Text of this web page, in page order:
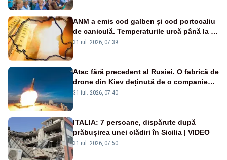
ANM a emis cod galben și cod portocaliu
de caniculă. Temperaturile urcă până la 38
de grade, iar nopțile devin tropicale
31 iul. 2026, 07:39
Atac fără precedent al Rusiei. O fabrică de
drone din Kiev deținută de o companie
americană, distrusă de o rachetă
31 iul. 2026, 07:40
ITALIA: 7 persoane, dispărute după
prăbușirea unei clădiri în Sicilia | VIDEO
31 iul. 2026, 07:50